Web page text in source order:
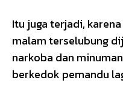
Itu juga terjadi,
malam terselubung
narkoba dan
berkedok pemandu